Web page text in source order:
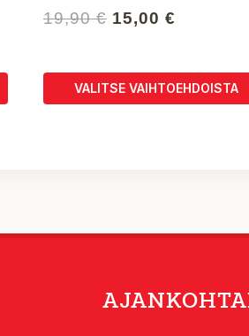
19,90€ Alkuperäinen
19,90 €.
15,00 €
15,00 €.
VALITSE VAIHTOEHDOISTA
Voit
tuotteen